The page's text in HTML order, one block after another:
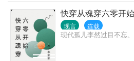
快穿从魂穿六零开始
现言 连载
现代孤儿李然过目不忘